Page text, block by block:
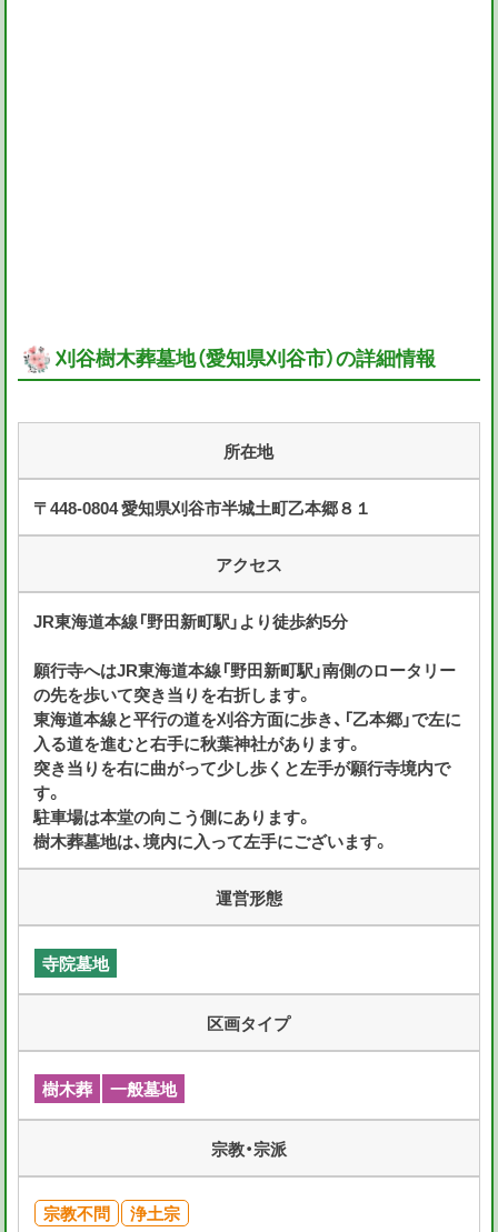
刈谷樹木葬墓地（愛知県刈谷市）の詳細情報
所在地
〒448-0804 愛知県刈谷市半城土町乙本郷８１
アクセス
JR東海道本線「野田新町駅」より徒歩約5分
願行寺へはJR東海道本線「野田新町駅」南側のロータリー
の先を歩いて突き当りを右折します。
東海道本線と平行の道を刈谷方面に歩き、「乙本郷」で左に
入る道を進むと右手に秋葉神社があります。
突き当りを右に曲がって少し歩くと左手が願行寺境内で
す。
駐車場は本堂の向こう側にあります。
樹木葬墓地は、境内に入って左手にございます。
運営形態
寺院墓地
区画タイプ
樹木葬 一般墓地
宗教・宗派
宗教不問 浄土宗